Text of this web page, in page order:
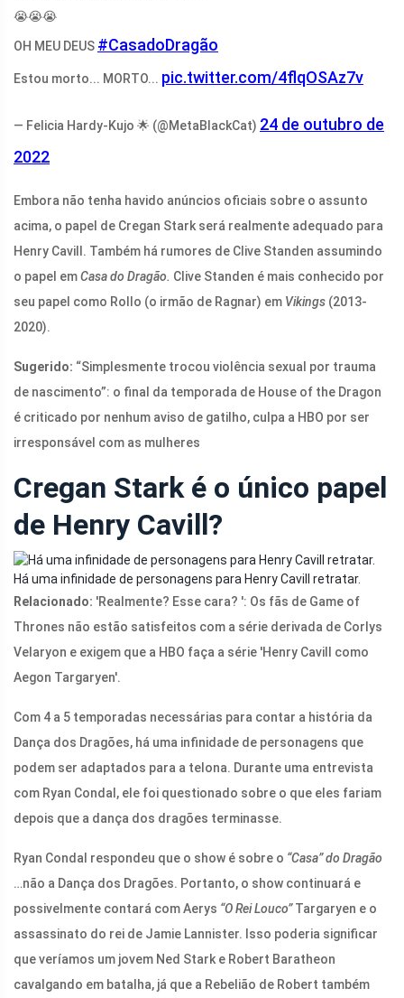
😭😭😭
OH MEU DEUS #CasadoDragão
Estou morto... MORTO... pic.twitter.com/4flqOSAz7v
— Felicia Hardy-Kujo 🌟 (@MetaBlackCat) 24 de outubro de
2022
Embora não tenha havido anúncios oficiais sobre o assunto
acima, o papel de Cregan Stark será realmente adequado para
Henry Cavill. Também há rumores de Clive Standen assumindo
o papel emCasa do Dragão. Clive Standen é mais conhecido por
seu papel como Rollo (o irmão de Ragnar) em Vikings (2013-
2020).
Sugerido: “Simplesmente trocou violência sexual por trauma
de nascimento”: o final da temporada de House of the Dragon
é criticado por nenhum aviso de gatilho, culpa a HBO por ser
irresponsável com as mulheres
Cregan Stark é o único papel
de Henry Cavill?
Há uma infinidade de personagens para Henry Cavill retratar.
Relacionado: 'Realmente? Esse cara? ': Os fãs de Game of
Thrones não estão satisfeitos com a série derivada de Corlys
Velaryon e exigem que a HBO faça a série 'Henry Cavill como
Aegon Targaryen'.
Com 4 a 5 temporadas necessárias para contar a história da
Dança dos Dragões, há uma infinidade de personagens que
podem ser adaptados para a telona. Durante uma entrevista
com Ryan Condal, ele foi questionado sobre o que eles fariam
depois que a dança dos dragões terminasse.
Ryan Condal respondeu que o show é sobre o “Casa” do Dragão
…não a Dança dos Dragões. Portanto, o show continuará e
possivelmente contará com Aerys “O Rei Louco”Targaryen e o
assassinato do rei de Jamie Lannister. Isso poderia significar
que veríamos um jovem Ned Stark e Robert Baratheon
cavalgando em batalha, já que a Rebelião de Robert também